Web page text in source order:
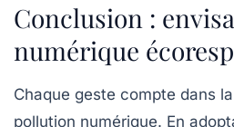
Conclusion :
numérique
Chaque geste compte dans
pollution numérique. En